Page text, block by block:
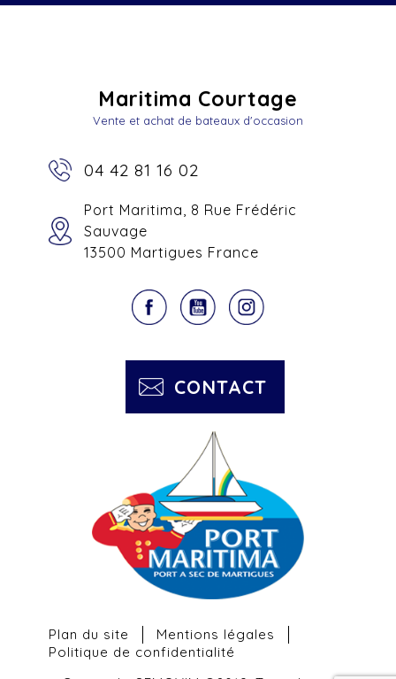
Maritima Courtage
Vente et achat de bateaux d'occasion
04 42 81 16 02
Port Maritima, 8 Rue Frédéric
Sauvage
13500 Martigues France
CONTACT
Plan du site
Mentions légales
Politique de confidentialité